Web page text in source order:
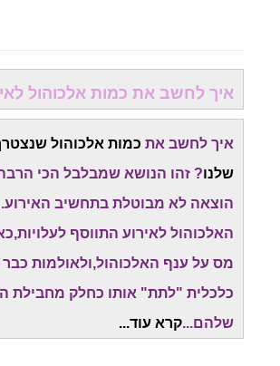
איך לחשב את כמות אלכוהול
איך לחשב את כמות אלכוהול
שלנו? זהו הנושא שמבלבל הכי הרבה
הוצאה לא מבוטלת בתחשיב
האלכוהול לאירוע התווסף
מס על ענף האלכוהול,ולאולמות
כלכלית "לתת" אותו כחלק מחבילת
שלהם...קרא עוד...